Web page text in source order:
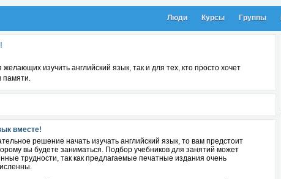
Люди Курсы Группы
желающих изучить английский язык, так и для тех, кто просто хочет
памяти.
вместе!
решение начать изучать английский язык, то вам предстоит
вы будете заниматься. Подбор учебников для занятий может
трудности, так как предлагаемые печатные издания очень